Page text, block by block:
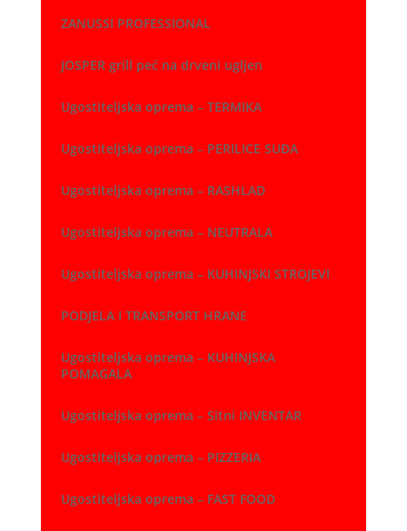
ZANUSSI PROFESSIONAL
JOSPER grill peć na drveni ugljen
Ugostiteljska oprema – TERMIKA
Ugostiteljska oprema – PERILICE SUĐA
Ugostiteljska oprema – RASHLAD
Ugostiteljska oprema – NEUTRALA
Ugostiteljska oprema – KUHINJSKI STROJEVI
PODJELA I TRANSPORT HRANE
Ugostiteljska oprema – KUHINJSKA
POMAGALA
Ugostiteljska oprema – Sitni INVENTAR
Ugostiteljska oprema – PIZZERIA
Ugostiteljska oprema – FAST FOOD